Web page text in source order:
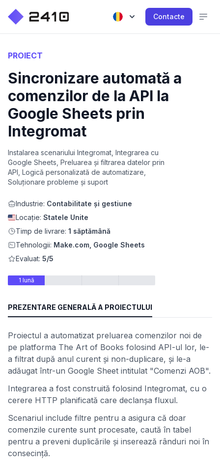
Contacte
PROIECT
Sincronizare automată a
comenzilor de la API la
Google Sheets prin
Integromat
Instalarea scenariului Integromat, Integrarea cu
Google Sheets, Preluarea și filtrarea datelor prin
API, Logică personalizată de automatizare,
Soluționare probleme și suport
Industrie: Contabilitate și gestiune
Locație: Statele Unite
Timp de livrare: 1 săptămână
Tehnologii: Make.com, Google Sheets
Evaluat: 5/5
1 lună
PREZENTARE GENERALĂ A PROIECTULUI
Proiectul a automatizat preluarea comenzilor noi de
pe platforma The Art of Books folosind API-ul lor, le-
a filtrat după anul curent și non-duplicare, și le-a
adăugat într-un Google Sheet intitulat "Comenzi AOB".
Integrarea a fost construită folosind Integromat, cu o
cerere HTTP planificată care declanșa fluxul.
Scenariul include filtre pentru a asigura că doar
comenzile curente sunt procesate, caută în tabel
pentru a preveni duplicările și inserează rânduri noi în
consecință.